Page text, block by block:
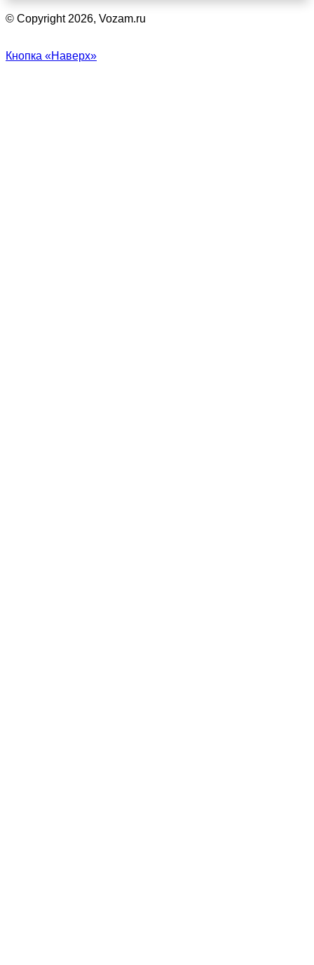
© Copyright 2026, Vozam.ru
Кнопка «Наверх»